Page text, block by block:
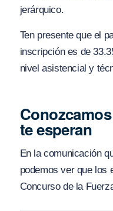
jerárquico.
Ten presente que el
inscripción es de
nivel asistencial y
te esperan
En la comunicación
podemos ver que los
Concurso de la